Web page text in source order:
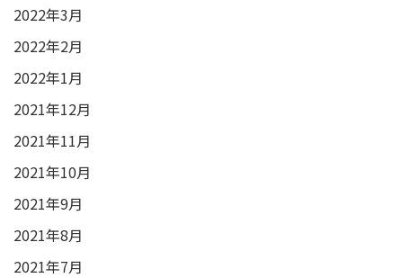
2022年3月
2022年2月
2022年1月
2021年12月
2021年11月
2021年10月
2021年9月
2021年8月
2021年7月